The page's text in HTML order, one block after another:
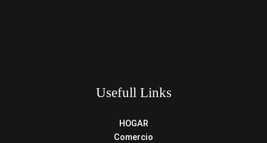
Usefull Links
HOGAR
Comercio